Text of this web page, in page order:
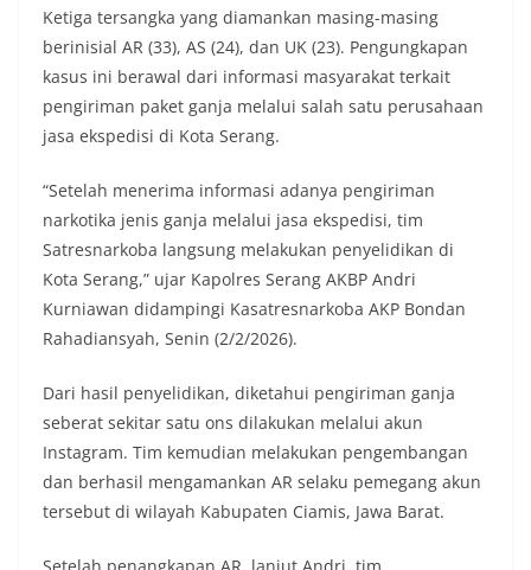
Ketiga tersangka yang diamankan masing-masing
berinisial AR (33), AS (24), dan UK (23). Pengungkapan
kasus ini berawal dari informasi masyarakat terkait
pengiriman paket ganja melalui salah satu perusahaan
jasa ekspedisi di Kota Serang.
“Setelah menerima informasi adanya pengiriman
narkotika jenis ganja melalui jasa ekspedisi, tim
Satresnarkoba langsung melakukan penyelidikan di
Kota Serang,” ujar Kapolres Serang AKBP Andri
Kurniawan didampingi Kasatresnarkoba AKP Bondan
Rahadiansyah, Senin (2/2/2026).
Dari hasil penyelidikan, diketahui pengiriman ganja
seberat sekitar satu ons dilakukan melalui akun
Instagram. Tim kemudian melakukan pengembangan
dan berhasil mengamankan AR selaku pemegang akun
tersebut di wilayah Kabupaten Ciamis, Jawa Barat.